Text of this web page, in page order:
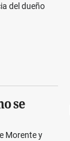
del dueño
se
Morente y